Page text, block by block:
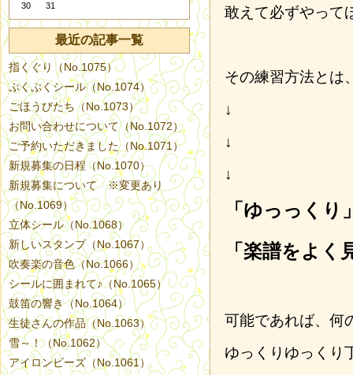
敢えて必ずやって
その練習方法とは
↓
↓
↓
「ゆっっくり
「楽譜をよ
可能であれば、何
ゆっくりゆっくり
30
31
最近の記事一覧
指くぐり（No.1075）
ぷくぷくシール（No.1074）
ごほうびたち（No.1073）
お問い合わせについて（No.1072）
ご予約いただきました（No.1071）
新規募集の日程（No.1070）
新規募集について ※変更あり
（No.1069）
立体シール（No.1068）
新しいスタンプ（No.1067）
吹奏楽の音色（No.1066）
シールに囲まれて♪（No.1065）
鼓笛の響き（No.1064）
生徒さんの作品（No.1063）
雪～！（No.1062）
アイロンビーズ（No.1061）